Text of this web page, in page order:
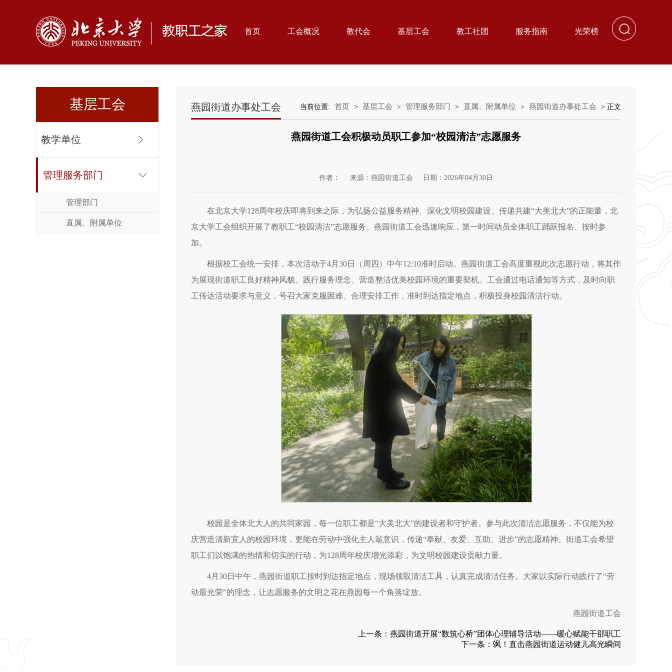
首页 工会概况 教代会 基层工会 教工社团 服务指南 光荣榜
基层工会
教学单位
管理服务部门
管理部门
直属、附属单位
燕园街道办事处工会 当前位置: 首页 > 基层工会 > 管理服务部门 > 直属、附属单位 > 燕园街道办事处工会 > 正文
燕园街道工会积极动员职工参加“校园清洁”志愿服务
作者： 来源：燕园街道工会 日期：2026年04月30日
在北京大学128周年校庆即将到来之际，为弘扬公益服务精神、深化文明校园建设、传递共建“大美北大”的正能量，北
京大学工会组织开展了教职工“校园清洁”志愿服务。燕园街道工会迅速响应，第一时间动员全体职工踊跃报名、按时参
加。
根据校工会统一安排，本次活动于4月30日（周四）中午12:10准时启动。燕园街道工会高度重视此次志愿行动，将其作
为展现街道职工良好精神风貌、践行服务理念、营造整洁优美校园环境的重要契机。工会通过电话通知等方式，及时向职
工传达活动要求与意义，号召大家克服困难、合理安排工作，准时到达指定地点，积极投身校园清洁行动。
校园是全体北大人的共同家园，每一位职工都是“大美北大”的建设者和守护者。参与此次清洁志愿服务，不仅能为校
庆营造清新宜人的校园环境，更能在劳动中强化主人翁意识，传递“奉献、友爱、互助、进步”的志愿精神。街道工会希望
职工们以饱满的热情和切实的行动，为128周年校庆增光添彩，为文明校园建设贡献力量。
4月30日中午，燕园街道职工按时到达指定地点，现场领取清洁工具，认真完成清洁任务。大家以实际行动践行了“劳
动最光荣”的理念，让志愿服务的文明之花在燕园每一个角落绽放。
燕园街道工会
上一条： 燕园街道开展“数筑心桥”团体心理辅导活动——暖心赋能干部职工
下一条： 飒！直击燕园街道运动健儿高光瞬间